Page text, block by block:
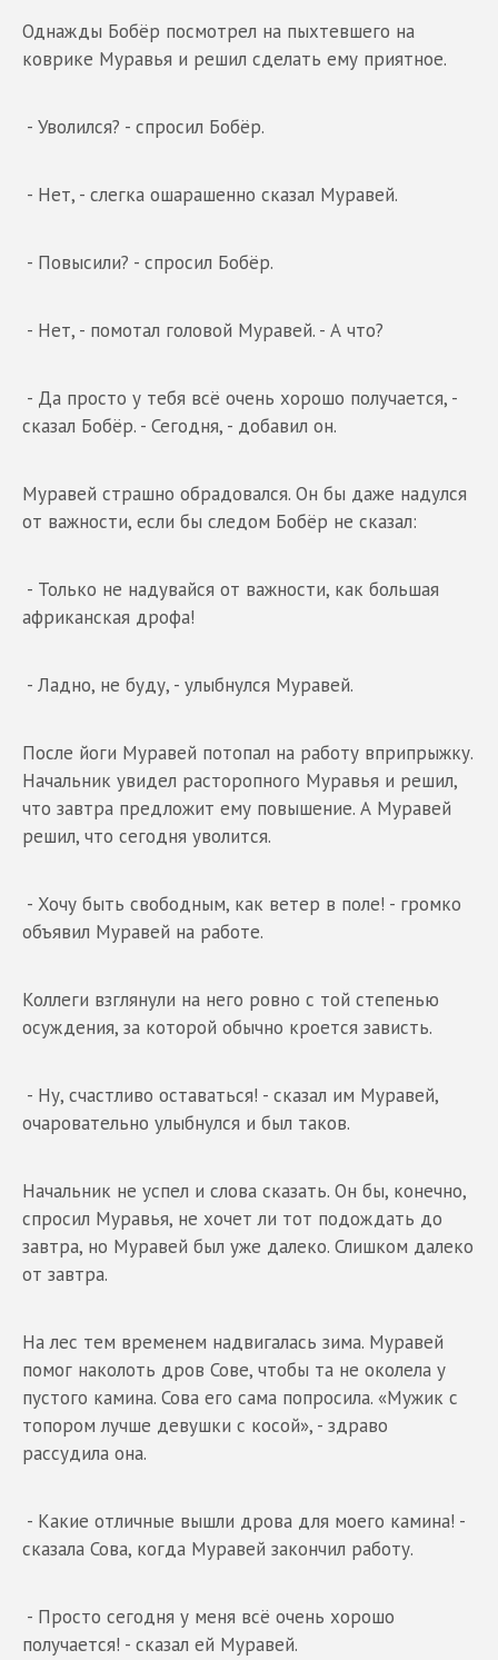
Однажды Бобёр посмотрел на пыхтевшего на
коврике Муравья и решил сделать ему приятное.
- Уволился? - спросил Бобёр.
- Нет, - слегка ошарашенно сказал Муравей.
- Повысили? - спросил Бобёр.
- Нет, - помотал головой Муравей. - А что?
- Да просто у тебя всё очень хорошо получается, -
сказал Бобёр. - Сегодня, - добавил он.
Муравей страшно обрадовался. Он бы даже надулся
от важности, если бы следом Бобёр не сказал:
- Только не надувайся от важности, как большая
африканская дрофа!
- Ладно, не буду, - улыбнулся Муравей.
После йоги Муравей потопал на работу вприпрыжку.
Начальник увидел расторопного Муравья и решил,
что завтра предложит ему повышение. А Муравей
решил, что сегодня уволится.
- Хочу быть свободным, как ветер в поле! - громко
объявил Муравей на работе.
Коллеги взглянули на него ровно с той степенью
осуждения, за которой обычно кроется зависть.
- Ну, счастливо оставаться! - сказал им Муравей,
очаровательно улыбнулся и был таков.
Начальник не успел и слова сказать. Он бы, конечно,
спросил Муравья, не хочет ли тот подождать до
завтра, но Муравей был уже далеко. Слишком далеко
от завтра.
На лес тем временем надвигалась зима. Муравей
помог наколоть дров Сове, чтобы та не околела у
пустого камина. Сова его сама попросила. «Мужик с
топором лучше девушки с косой», - здраво
рассудила она.
- Какие отличные вышли дрова для моего камина! -
сказала Сова, когда Муравей закончил работу.
- Просто сегодня у меня всё очень хорошо
получается! - сказал ей Муравей.